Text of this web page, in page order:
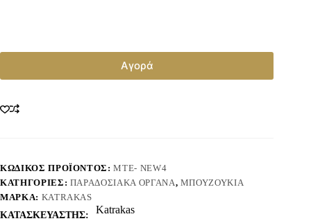
Αγορά
ΚΩΔΙΚΌΣ ΠΡΟΪΌΝΤΟΣ:ΜΤE- NEW4
ΚΑΤΗΓΟΡΊΕΣ: ΠΑΡΑΔΟΣΙΑΚΆ ΌΡΓΑΝΑ, ΜΠΟΥΖΟΎΚΙΑ
ΜΆΡΚΑ: KATRAKAS
ΚΑΤΑΣΚΕΥΑΣΤΗΣ:
Katrakas